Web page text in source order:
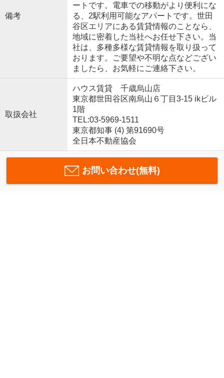
備考
ートです。電車での移動がより便利にな
る、2駅利用可能なアパートです。世田
谷区エリアにある賃貸情報のことなら、
地域に密着した当社へお任せ下さい。当
社は、多種多様な賃貸情報を取り扱って
おります。ご要望や不明な点などござい
ましたら、お気軽にご連絡下さい。
取扱会社
ハウス賃貸 千歳烏山店
東京都世田谷区南烏山６丁目3-15 ikビル
1階
TEL:03-5969-1511
東京都知事 (4) 第91690号
全日本不動産協会
お問い合わせ(無料)